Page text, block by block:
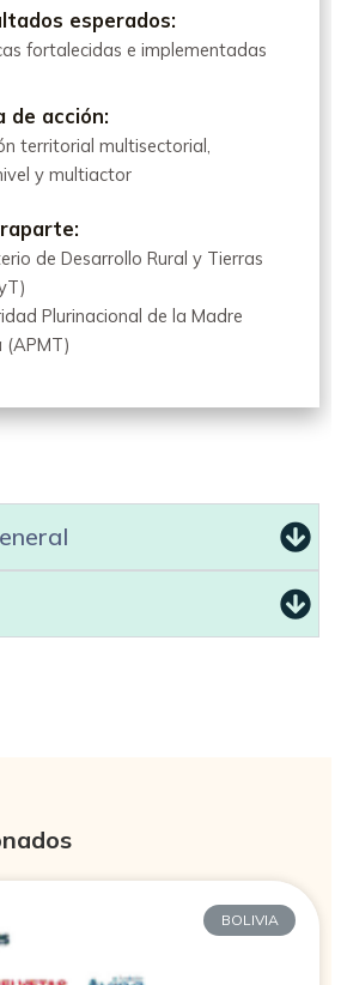
esperados:
fortalecidas e implementadas
de acción:
territorial multisectorial,
y multiactor
de Desarrollo Rural y Tierras
Plurinacional de la Madre
(APMT)
BOLIVIA